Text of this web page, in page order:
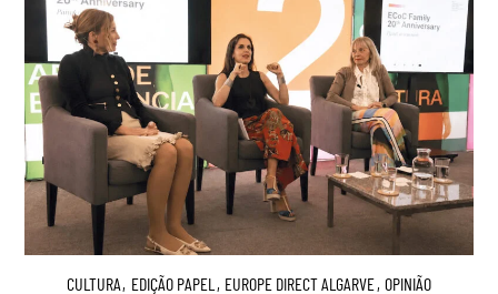
CULTURA, EDIÇÃO PAPEL , EUROPE DIRECT ALGARVE, OPINIÃO